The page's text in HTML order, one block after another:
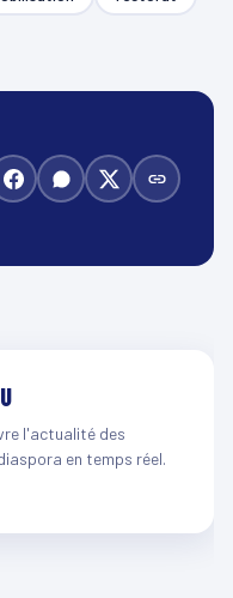
l'actualité des
en temps réel.